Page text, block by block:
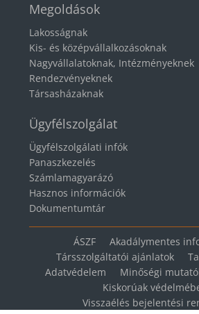
Megoldások
Lakosságnak
Kis- és középvállalkozásoknak
Nagyvállalatoknak, Intézményeknek
Rendezvényeknek
Társasházaknak
Ügyfélszolgálat
Ügyfélszolgálati infók
Panaszkezelés
Számlamagyarázó
Hasznos információk
Dokumentumtár
ÁSZF
Akadálymentes
Társszolgáltatói ajánlatok
Adatvédelem
Minőségi
Kiskorúak
Visszaélés bejelentési